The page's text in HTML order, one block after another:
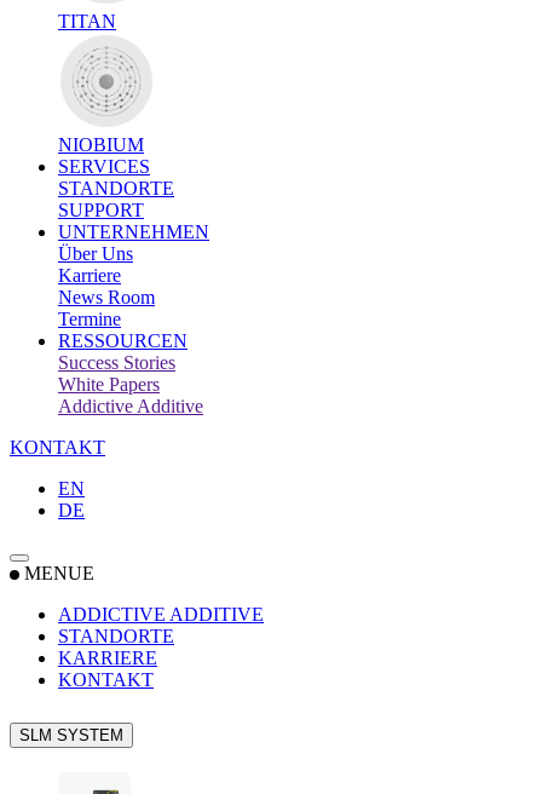
TITAN
NIOBIUM
SERVICES
STANDORTE
SUPPORT
UNTERNEHMEN
Über Uns
Karriere
News Room
Termine
RESSOURCEN
Success Stories
White Papers
Addictive Additive
KONTAKT
EN
DE
MENUE
ADDICTIVE ADDITIVE
STANDORTE
KARRIERE
KONTAKT
SLM SYSTEM